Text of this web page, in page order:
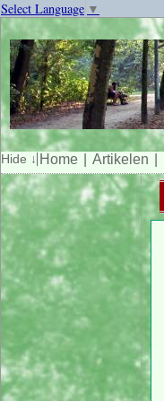
Select Language ▼
Home Artikelen